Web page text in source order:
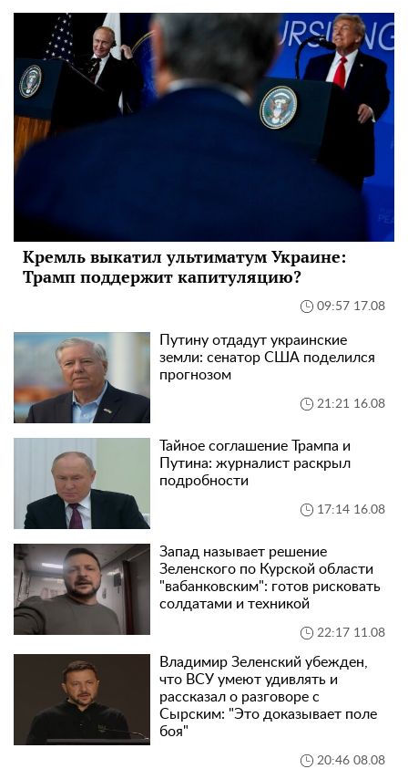
Кремль выкатил ультиматум Украине:
Трамп поддержит капитуляцию?
09:57 17.08
Путину отдадут украинские
земли: сенатор США поделился
прогнозом
21:21 16.08
Тайное соглашение Трампа и
Путина: журналист раскрыл
подробности
17:14 16.08
Запад называет решение
Зеленского по Курской области
"вабанковским": готов рисковать
солдатами и техникой
22:17 11.08
Владимир Зеленский убежден,
что ВСУ умеют удивлять и
рассказал о разговоре с
Сырским: "Это доказывает поле
боя"
20:46 08.08